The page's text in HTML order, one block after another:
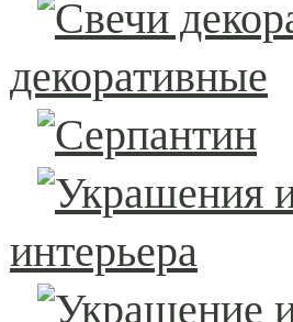
декоративные
интерьера